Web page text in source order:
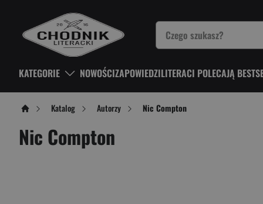
KATEGORIE NOWOŚCIZAPOWIEDZILITERACI POLECAJĄ
Katalog Autorzy Nic Compton
Nic Compton